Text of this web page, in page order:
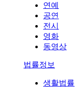
연예
공연
전시
영화
동영상
법률정보
생활법률